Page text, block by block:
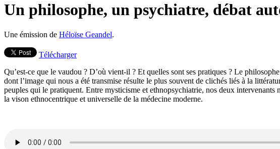
Un philosophe, un psychiatre, débat
Une émission de Héloïse Geandel.
Télécharger
Qu’est-ce que le vaudou ? D’où vient-il ? Et quelles sont ses pratiques ? Le
dont l’image qui nous a été transmise résulte le plus souvent de clichés liés à la
peuples qui le pratiquent. Entre mysticisme et ethnopsychiatrie, nos deux intervenants
la vison ethnocentrique et universelle de la médecine moderne.